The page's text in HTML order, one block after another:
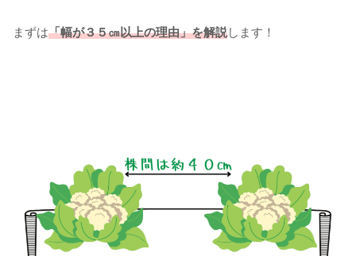
まずは「幅が３５㎝以上の理由」を解説します！